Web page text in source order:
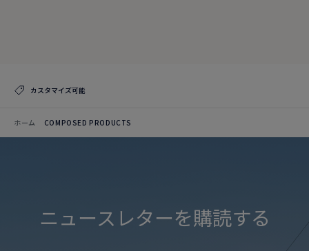
カスタマイズ可能
ホーム COMPOSED PRODUCTS
ニュースレターを購読する